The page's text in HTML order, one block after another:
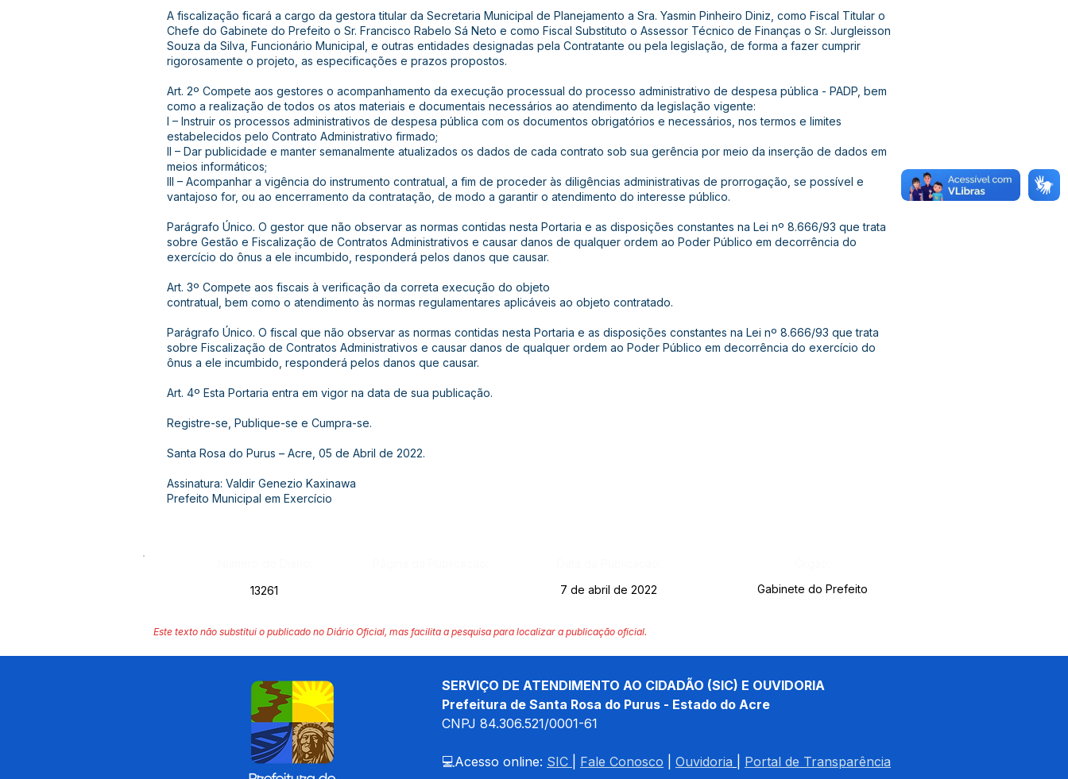
A fiscalização ficará a cargo da gestora titular da Secretaria Municipal de Planejamento a Sra. Yasmin Pinheiro Diniz, como Fiscal Titular o
Chefe do Gabinete do Prefeito o Sr. Francisco Rabelo Sá Neto e como Fiscal Substituto o Assessor Técnico de Finanças o Sr. Jurgleisson
Souza da Silva, Funcionário Municipal, e outras entidades designadas pela Contratante ou pela legislação, de forma a fazer cumprir
rigorosamente o projeto, as especificações e prazos propostos.
Art. 2º Compete aos gestores o acompanhamento da execução processual do processo administrativo de despesa pública - PADP, bem
como a realização de todos os atos materiais e documentais necessários ao atendimento da legislação vigente:
I – Instruir os processos administrativos de despesa pública com os documentos obrigatórios e necessários, nos termos e limites
estabelecidos pelo Contrato Administrativo firmado;
II – Dar publicidade e manter semanalmente atualizados os dados de cada contrato sob sua gerência por meio da inserção de dados em
meios informáticos;
III – Acompanhar a vigência do instrumento contratual, a fim de proceder às diligências administrativas de prorrogação, se possível e
vantajoso for, ou ao encerramento da contratação, de modo a garantir o atendimento do interesse público.
Parágrafo Único. O gestor que não observar as normas contidas nesta Portaria e as disposições constantes na Lei nº 8.666/93 que trata
sobre Gestão e Fiscalização de Contratos Administrativos e causar danos de qualquer ordem ao Poder Público em decorrência do
exercício do ônus a ele incumbido, responderá pelos danos que causar.
Art. 3º Compete aos fiscais à verificação da correta execução do objeto
contratual, bem como o atendimento às normas regulamentares aplicáveis ao objeto contratado.
Parágrafo Único. O fiscal que não observar as normas contidas nesta Portaria e as disposições constantes na Lei nº 8.666/93 que trata
sobre Fiscalização de Contratos Administrativos e causar danos de qualquer ordem ao Poder Público em decorrência do exercício do
ônus a ele incumbido, responderá pelos danos que causar.
Art. 4º Esta Portaria entra em vigor na data de sua publicação.
Registre-se, Publique-se e Cumpra-se.
Santa Rosa do Purus – Acre, 05 de Abril de 2022.
Assinatura: Valdir Genezio Kaxinawa
Prefeito Municipal em Exercício
13261
7 de abril de 2022 Gabinete do Prefeito
Este texto não substitui o publicado no Diário Oficial, mas facilita a pesquisa para localizar a publicação oficial.
SERVIÇO DE ATENDIMENTO AO CIDADÃO (SIC) E OUVIDORIA
Prefeitura de Santa Rosa do Purus - Estado do Acre
CNPJ 84.306.521/0001-61
💻Acesso online: SIC Fale Conosco Ouvidoria Portal de Transparência